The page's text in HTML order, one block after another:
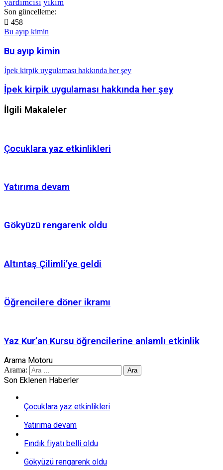
yardımcısı yıkım
Son güncelleme:
458
Bu ayıp kimin
Bu ayıp kimin
İpek kirpik uygulaması hakkında her şey
İpek kirpik uygulaması hakkında her şey
İlgili Makaleler
Çocuklara yaz etkinlikleri
Yatırıma devam
Gökyüzü rengarenk oldu
Altıntaş Çilimli’ye geldi
Öğrencilere döner ikramı
Yaz Kur’an Kursu öğrencilerine anlamlı etkinlik
Arama Motoru
Arama:
Son Eklenen Haberler
Çocuklara yaz etkinlikleri
Yatırıma devam
Fındık fiyatı belli oldu
Gökyüzü rengarenk oldu